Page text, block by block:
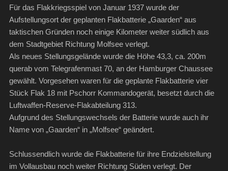
Für das Flakkriegsspiel von Januar 1937 wurde der
Aufstellungsort der geplanten Flakbatterie „Gaarden“ aus
taktischen Gründen noch einige Kilometer weiter südlich aus
dem Stadtgebiet Richtung Molfsee verlegt.
Als neues Stellungsgelände wurde die Höhe 43,3, ca. 200m
querab vom Telegrafenmast 70, an der Hamburger Chaussee
gewählt. Vorgesehen waren für die geplante Flakbatterie vier
Stück Flak 18 mit Pschorr Kommandogerät, besetzt durch die
Luftwaffen-Reserve-Flakabteilung 313.
Aufgrund des Stellungswechsels der Batterie wurde auch ihr
Name von „Gaarden“ in „Molfsee“ geändert.
Schlussendlich wurde die Flakbatterie für ihre Endzielstellung
im Vollausbau noch weiter Richtung Süden verlegt. Der